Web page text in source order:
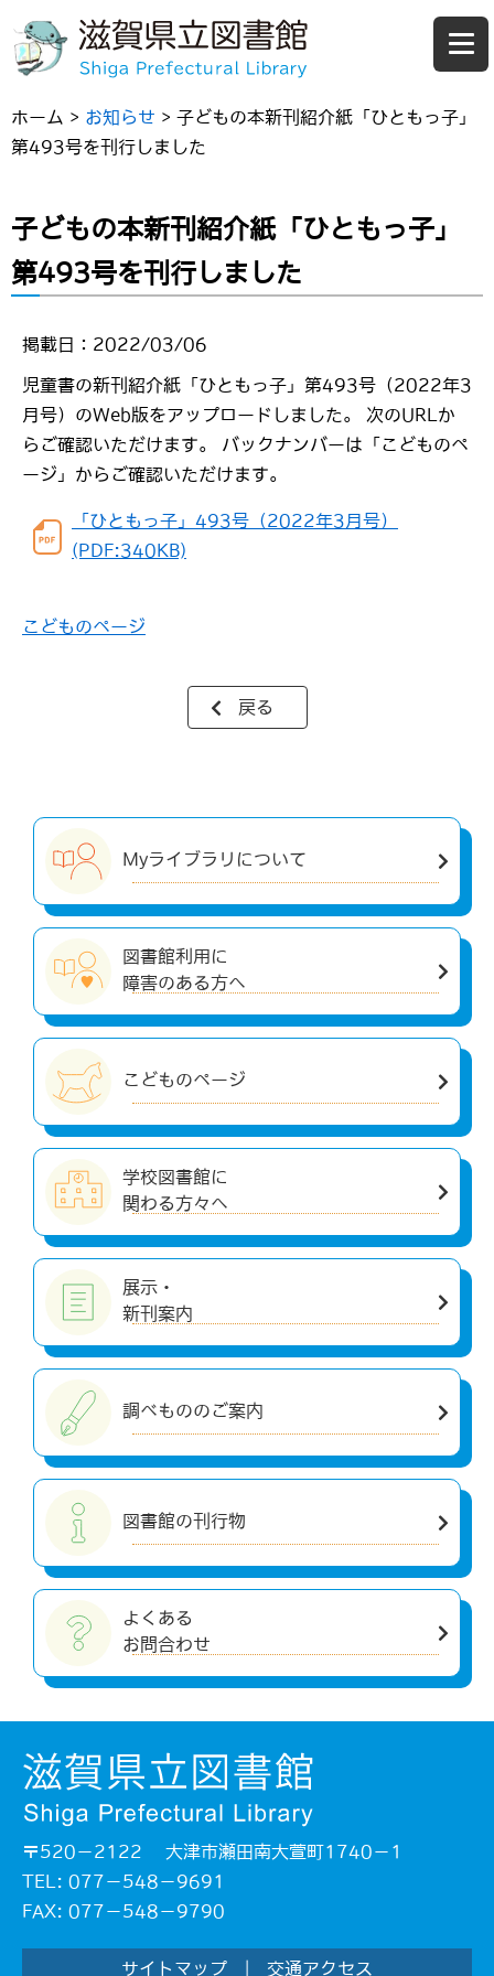
ホーム > お知らせ > 子どもの本新刊紹介紙「ひともっ子」
第493号を刊行しました
子どもの本新刊紹介紙「ひともっ子」
第493号を刊行しました
掲載日：2022/03/06
児童書の新刊紹介紙「ひともっ子」第493号（2022年3
月号）のWeb版をアップロードしました。 次のURLか
らご確認いただけます。 バックナンバーは「こどものペ
ージ」からご確認いただけます。
「ひともっ子」493号（2022年3月号）
(PDF:340KB)
こどものページ
戻る
Myライブラリについて
図書館利用に
障害のある方へ
こどものページ
学校図書館に
関わる方々へ
展示・
新刊案内
調べもののご案内
図書館の刊行物
よくある
お問合わせ
〒520－2122 大津市瀬田南大萱町1740－1
TEL: 077－548－9691
FAX: 077－548－9790
サイトマップ 交通アクセス